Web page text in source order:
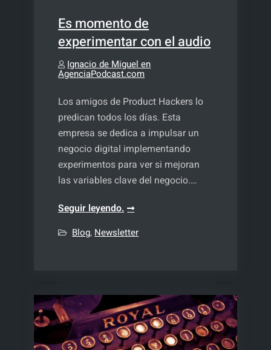
Es momento de
experimentar con el audio
Ignacio de Miguel en
AgenciaPodcast.com
Los amigos de Product Hackers lo
predican todos los días. Esta
empresa se dedica a impulsar un
negocio digital implementando
experimentos para ver si mejoran
las variables clave del negocio.…
Seguir leyendo.Es
de
audio
Blog, Newsletter